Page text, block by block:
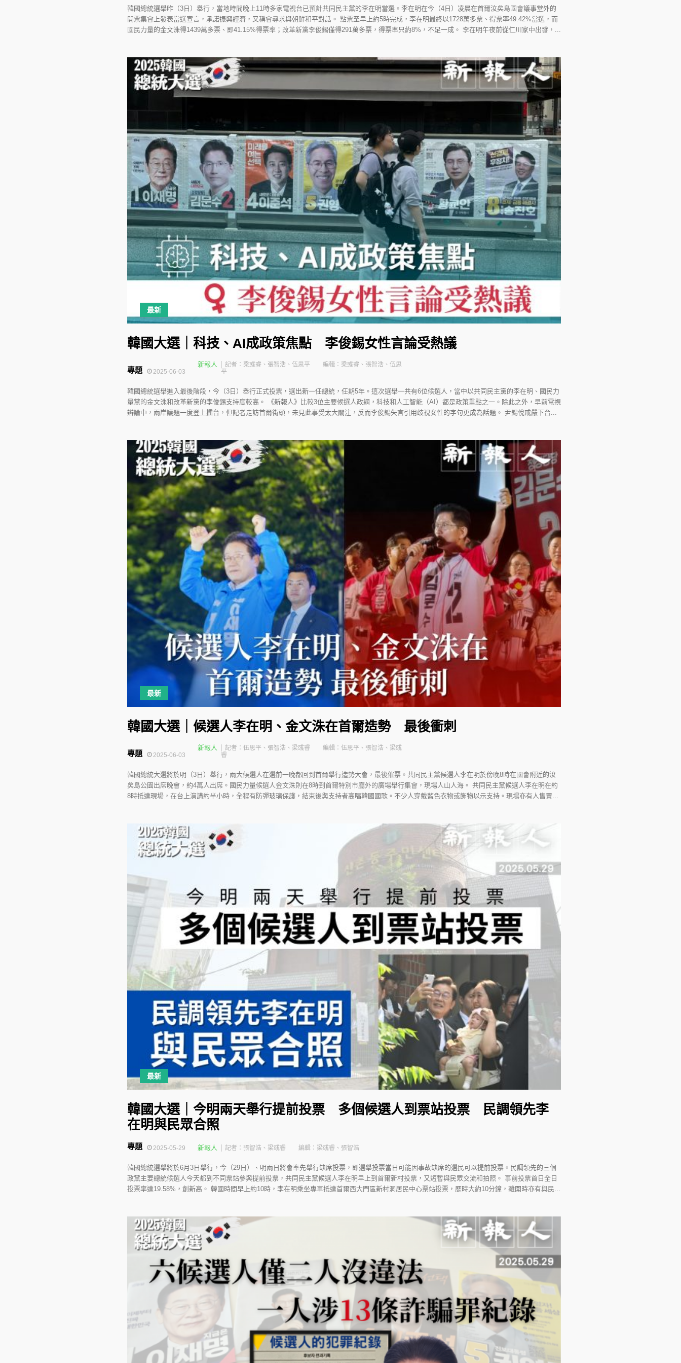
韓國總統選舉昨（3日）舉行，當地時間晚上11時多家電視台已預計共同民主黨的李在明當選。李在明在今（4日）凌晨在首爾汝矣島國會議事堂外的
開票集會上發表當選宣言，承諾振興經濟，又稱會尋求與朝鮮和平對話。 點票至早上約5時完成，李在明最終以1728萬多票、得票率49.42%當選，而
國民力量的金文洙得1439萬多票、即41.15%得票率；改革新黨李俊錫僅得291萬多票，得票率只約8%，不足一成。 李在明午夜前從仁川家中出發，...
最新
韓國大選｜科技、AI成政策焦點 李俊錫女性言論受熱議
2025-06-03
專題
新報人 記者：梁彧睿、張智浩、伍思平
編輯：梁彧睿、張智浩、伍思
平
韓國總統選舉進入最後階段，今（3日）舉行正式投票，選出新一任總統，任期5年。這次選舉一共有6位候選人，當中以共同民主黨的李在明、國民力
量黨的金文洙和改革新黨的李俊錫支持度較高。 《新報人》比較3位主要候選人政綱，科技和人工智能（AI）都是政策重點之一。除此之外，早前電視
辯論中，兩岸議題一度登上擂台，但記者走訪首爾街頭，未見此事受太大關注，反而李俊錫失言引用歧視女性的字句更成為話題。 尹錫悅戒嚴下台...
最新
韓國大選｜候選人李在明、金文洙在首爾造勢 最後衝刺
2025-06-03
專題
新報人 記者：伍思平、張智浩、梁彧睿
編輯：伍思平、張智浩、梁彧
睿
韓國總統大選將於明（3日）舉行，兩大候選人在選前一晚都回到首爾舉行造勢大會，最後催票。共同民主黨候選人李在明於傍晚8時在國會附近的汝
矣島公園出席晚會，約4萬人出席。國民力量候選人金文洙則在8時到首爾特別市廳外的廣場舉行集會，現場人山人海。 共同民主黨候選人李在明在約
8時抵達現場，在台上演講約半小時，全程有防彈玻璃保護，結束後與支持者高唱韓國國歌。不少人穿戴藍色衣物或飾物以示支持。現場亦有人售賣...
最新
韓國大選｜今明兩天舉行提前投票 多個候選人到票站投票 民調領先李
在明與民眾合照
2025-05-29
專題 新報人 記者：張智浩、梁彧睿 編輯：梁彧睿、張智浩
韓國總統選舉將於6月3日舉行，今（29日）、明兩日將會率先舉行缺席投票，即選舉投票當日可能因事故缺席的選民可以提前投票。民調領先的三個
政黨主要總統候選人今天都到不同票站參與提前投票，共同民主黨候選人李在明早上到首爾新村投票，又短暫與民眾交流和拍照。 事前投票首日全日
投票率達19.58%，創新高。 韓國時間早上約10時，李在明乘坐專車抵達首爾西大門區新村洞居民中心票站投票，歷時大約10分鐘，離開時亦有與民...